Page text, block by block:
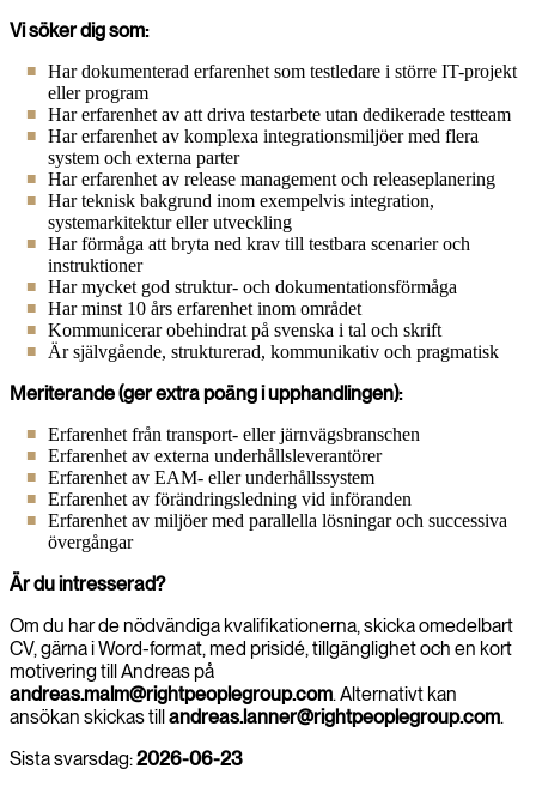
Vi söker dig som:
Har dokumenterad erfarenhet som testledare i större IT-projekt
eller program
Har erfarenhet av att driva testarbete utan dedikerade testteam
Har erfarenhet av komplexa integrationsmiljöer med flera
system och externa parter
Har erfarenhet av release management och releaseplanering
Har teknisk bakgrund inom exempelvis integration,
systemarkitektur eller utveckling
Har förmåga att bryta ned krav till testbara scenarier och
instruktioner
Har mycket god struktur- och dokumentationsförmåga
Har minst 10 års erfarenhet inom området
Kommunicerar obehindrat på svenska i tal och skrift
Är självgående, strukturerad, kommunikativ och pragmatisk
Meriterande (ger extra poäng i upphandlingen):
Erfarenhet från transport- eller järnvägsbranschen
Erfarenhet av externa underhållsleverantörer
Erfarenhet av EAM- eller underhållssystem
Erfarenhet av förändringsledning vid införanden
Erfarenhet av miljöer med parallella lösningar och successiva
övergångar
Är du intresserad?
Om du har de nödvändiga kvalifikationerna, skicka omedelbart
CV, gärna i Word-format, med prisidé, tillgänglighet och en kort
motivering till Andreas på
andreas.malm@rightpeoplegroup.com. Alternativt kan
ansökan skickas tillandreas.lanner@rightpeoplegroup.com.
Sista svarsdag:2026-06-23